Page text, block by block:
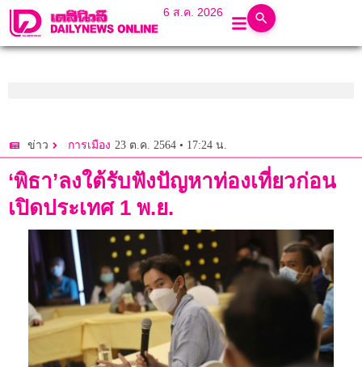
6 ส.ค. 2026
ข่าว การเมือง 23 ต.ค. 2564 • 17:24 น.
‘พิธา’ลงใต้รับฟังปัญหาท่องเที่ยวก่อน
เปิดประเทศ 1 พ.ย.